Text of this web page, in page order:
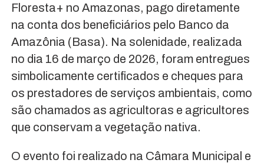
Floresta+ no Amazonas, pago diretamente
na conta dos beneficiários pelo Banco da
Amazônia (Basa). Na solenidade, realizada
no dia 16 de março de 2026, foram entregues
simbolicamente certificados e cheques para
os prestadores de serviços ambientais, como
são chamados as agricultoras e agricultores
que conservam a vegetação nativa.
O evento foi realizado na Câmara Municipal e